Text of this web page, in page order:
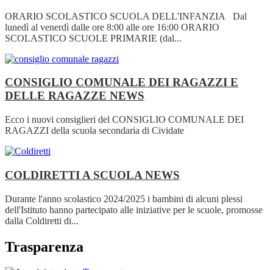
ORARIO SCOLASTICO SCUOLA DELL'INFANZIA Dal
lunedì al venerdì dalle ore 8:00 alle ore 16:00 ORARIO
SCOLASTICO SCUOLE PRIMARIE (dal...
CONSIGLIO COMUNALE DEI RAGAZZI E
DELLE RAGAZZE NEWS
Ecco i nuovi consiglieri del CONSIGLIO COMUNALE DEI
RAGAZZI della scuola secondaria di Cividate
COLDIRETTI A SCUOLA NEWS
Durante l'anno scolastico 2024/2025 i bambini di alcuni plessi
dell'Istituto hanno partecipato alle iniziative per le scuole, promosse
dalla Coldiretti di...
Trasparenza